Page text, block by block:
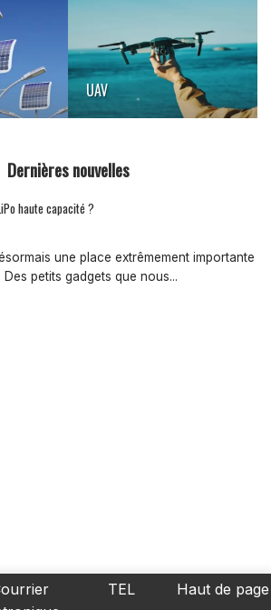
UAV
Dernières nouvelles
haute capacité ?
une place extrêmement importante
petits gadgets que nous...
TEL Haut de page